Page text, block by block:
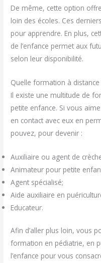
De même, cette option
loin des écoles. Ces
pour apprendre. En plus,
de l’enfance permet aux
selon leur disponibilité.
Quelle formation à
Il existe une multitude de
petite enfance. Si vous
en contact avec eux en
pouvez, pour devenir :
Auxiliaire ou agent de
Animateur pour petite
Agent spécialisé;
Aide auxiliaire en
Educateur.
Afin d’aller plus loin, vous
formation en pédiatrie, en
l’enfance pour vous